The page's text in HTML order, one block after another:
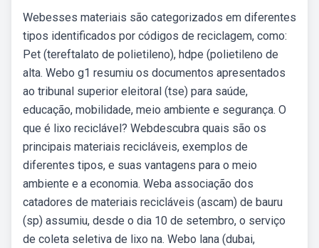
Webesses materiais são categorizados em diferentes
tipos identificados por códigos de reciclagem, como:
Pet (tereftalato de polietileno), hdpe (polietileno de
alta. Webo g1 resumiu os documentos apresentados
ao tribunal superior eleitoral (tse) para saúde,
educação, mobilidade, meio ambiente e segurança. O
que é lixo reciclável? Webdescubra quais são os
principais materiais recicláveis, exemplos de
diferentes tipos, e suas vantagens para o meio
ambiente e a economia. Weba associação dos
catadores de materiais recicláveis (ascam) de bauru
(sp) assumiu, desde o dia 10 de setembro, o serviço
de coleta seletiva de lixo na. Webo lana (dubai,